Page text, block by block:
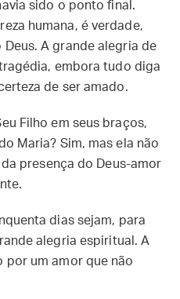
sido o ponto final.
humana, é verdade,
A grande alegria de
embora tudo diga
de ser amado.
Filho em seus braços,
Maria? Sim, mas ela não
presença do Deus-amor
dias sejam, para
alegria espiritual. A
por um amor que não